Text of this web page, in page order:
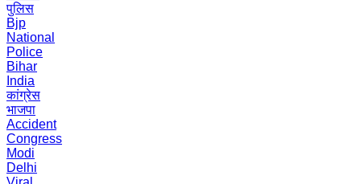
पुलिस
Bjp
National
Police
Bihar
India
कांग्रेस
भाजपा
Accident
Congress
Modi
Delhi